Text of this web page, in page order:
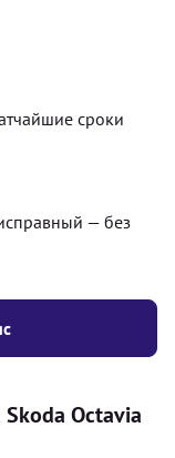
сроки
— без
Octavia